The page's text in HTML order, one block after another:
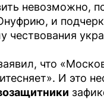
невозможно,
и
что
И это